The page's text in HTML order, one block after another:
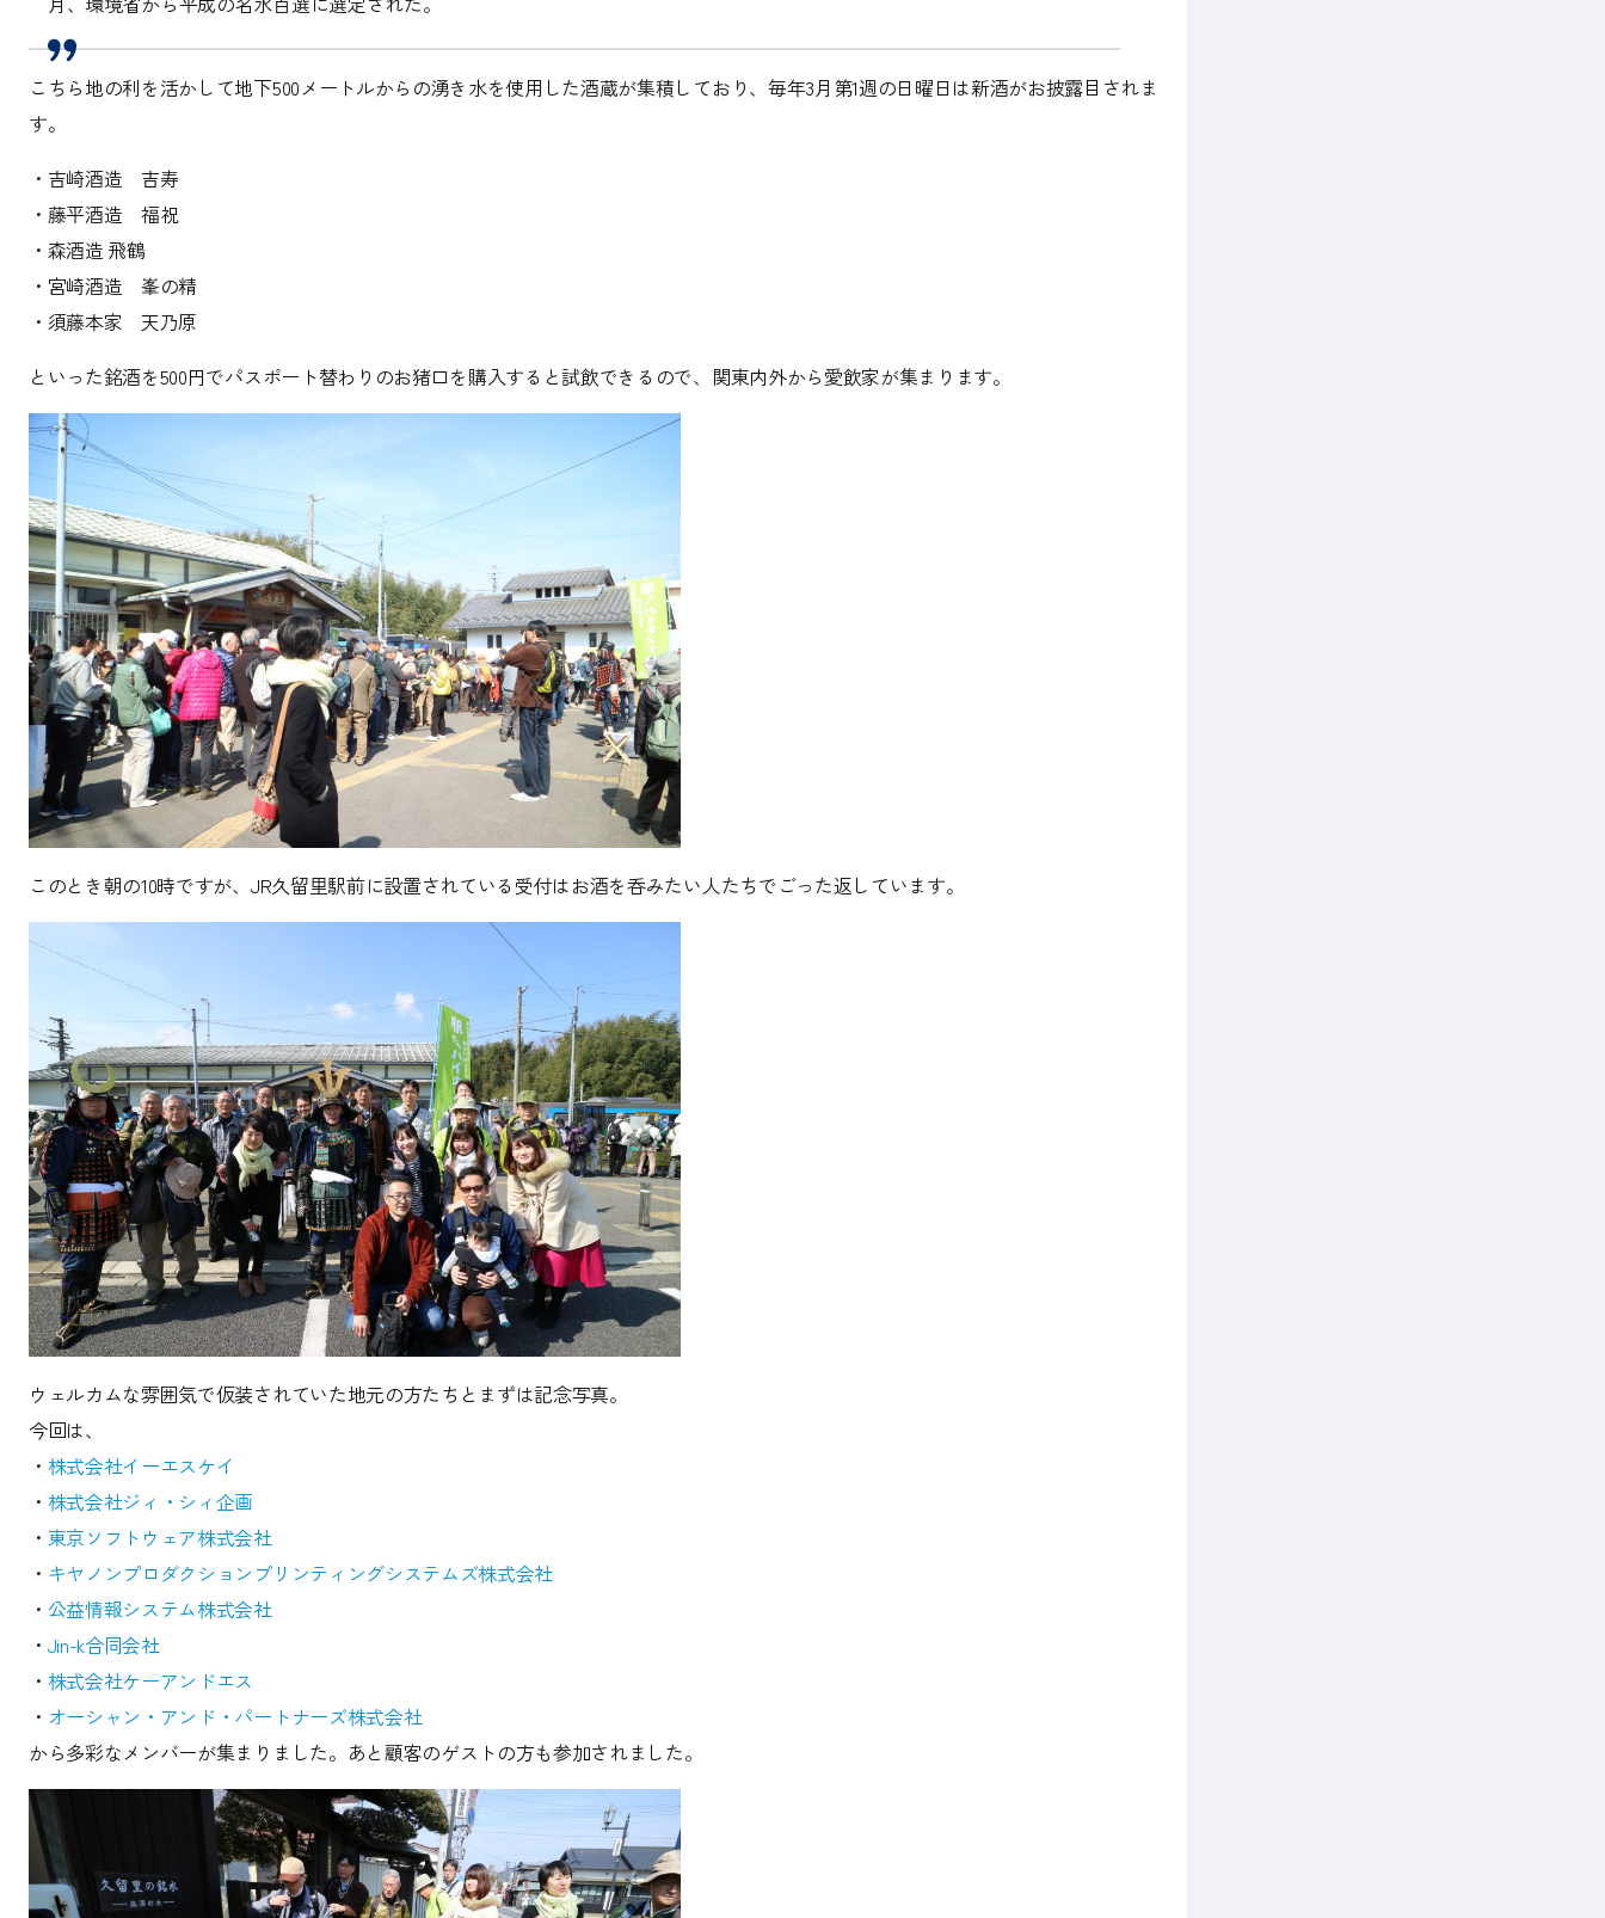
こちら地の利を活かして地下500メートルからの湧き水を使用した酒蔵が集積しており、毎年3月第1週の日曜日は新酒がお披露目されま
す。
・吉崎酒造 吉寿
・藤平酒造 福祝
・森酒造 飛鶴
・宮崎酒造 峯の精
・須藤本家 天乃原
といった銘酒を500円でパスポート替わりのお猪口を購入すると試飲できるので、関東内外から愛飲家が集まります。
このとき朝の10時ですが、JR久留里駅前に設置されている受付はお酒を呑みたい人たちでごった返しています。
ウェルカムな雰囲気で仮装されていた地元の方たちとまずは記念写真。
今回は、
・ 株式会社イーエスケイ
・ 株式会社ジィ・シィ企画
・ 東京ソフトウェア株式会社
・ キヤノンプロダクションプリンティングシステムズ株式会社
・ 公益情報システム株式会社
・ Jin-k合同会社
・ 株式会社ケーアンドエス
・ オーシャン・アンド・パートナーズ株式会社
から多彩なメンバーが集まりました。あと顧客のゲストの方も参加されました。